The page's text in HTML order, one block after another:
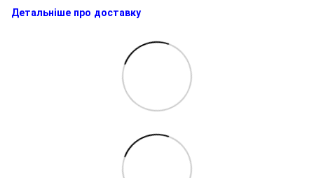
Детальніше про доставку